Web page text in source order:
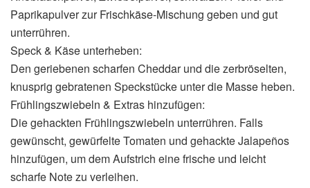
Paprikapulver zur Frischkäse-Mischung geben und gut
unterrühren.
Speck & Käse unterheben:
Den geriebenen scharfen Cheddar und die zerbröselten,
knusprig gebratenen Speckstücke unter die Masse heben.
Frühlingszwiebeln & Extras hinzufügen:
Die gehackten Frühlingszwiebeln unterrühren. Falls
gewünscht, gewürfelte Tomaten und gehackte Jalapeños
hinzufügen, um dem Aufstrich eine frische und leicht
scharfe Note zu verleihen.